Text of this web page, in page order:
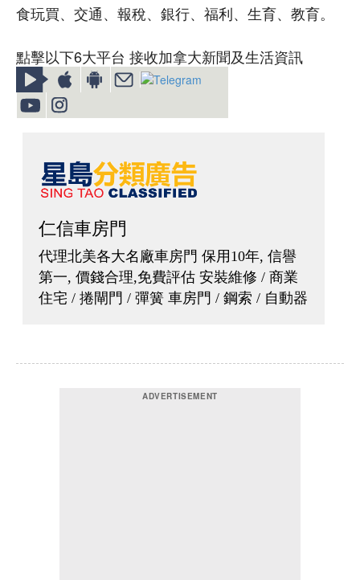
食玩買、交通、報稅、銀行、福利、生育、教育。
點擊以下6大平台 接收加拿大新聞及生活資訊